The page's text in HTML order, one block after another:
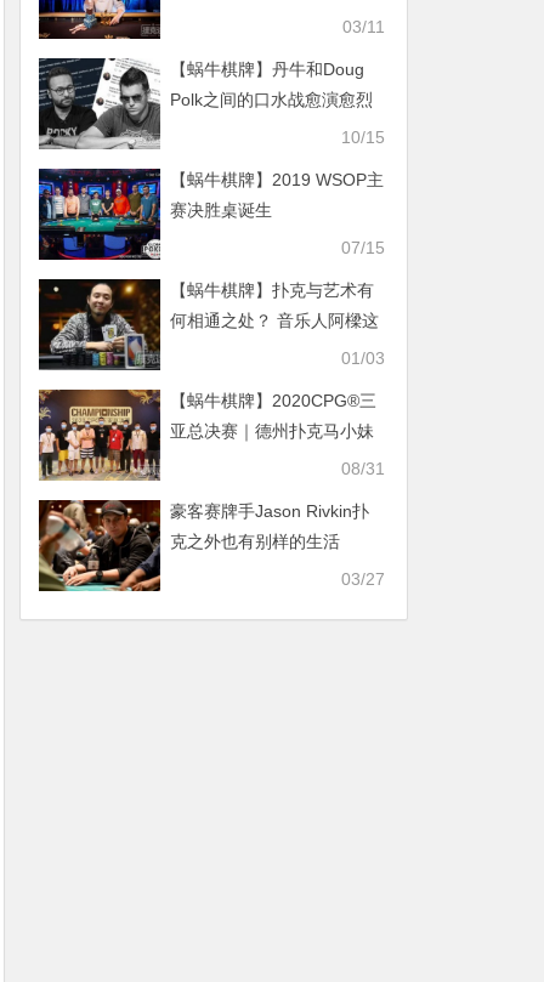
03/11
【蜗牛棋牌】丹牛和Doug
Polk之间的口水战愈演愈烈
10/15
【蜗牛棋牌】2019 WSOP主
赛决胜桌诞生
07/15
【蜗牛棋牌】扑克与艺术有
何相通之处？ 音乐人阿樑这
01/03
【蜗牛棋牌】2020CPG®三
亚总决赛｜德州扑克马小妹
儿专访主赛冠军俞继征！08/31
豪客赛牌手Jason Rivkin扑
克之外也有别样的生活
03/27